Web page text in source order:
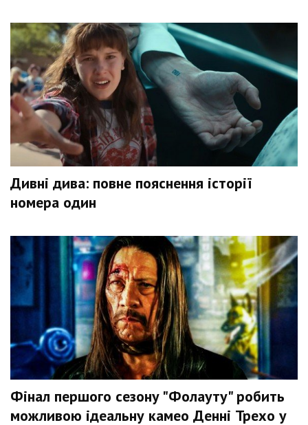
Дивні дива: повне пояснення історії
номера один
Фінал першого сезону "Фолауту" робить
можливою ідеальну камео Денні Трехо у